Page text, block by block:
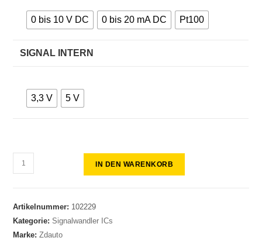
0 bis 10 V DC 0 bis 20 mA DC Pt100
SIGNAL INTERN
3,3 V 5 V
IN DEN WARENKORB
Artikelnummer: 102229
Kategorie:Signalwandler ICs
Marke:Zdauto